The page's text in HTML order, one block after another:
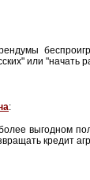
или "начать
:
выгодном
кредит